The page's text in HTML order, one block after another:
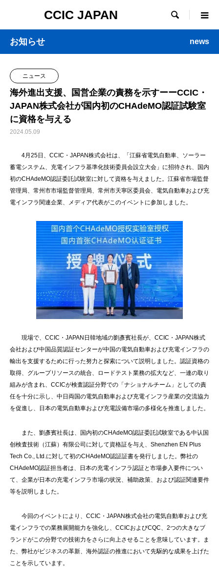
CCIC JAPAN 
お知らせ news
ニュース
海外進出支援、国営企業の責務を示すーーCCIC・
JAPAN株式会社が国内初のCHAdeMO認証試験室
に資格を与える
2024.05.09
4月25日、CCIC・JAPAN株式会社は、「江蘇省電気自動車、ソーラー
蓄電システム、充電インフラ基準化技術委員会設立大会」に招待され、国内
初のCHAdeMO認証委託試験室に対して資格を与えました。江蘇省市場監督
管理局、常州市市場監督管理局、常州市天寧区委員会、電気自動車および充
電インフラ関連企業、メディア代表がこのイベントに参加しました。
現場で、CCIC・JAPAN日韓地域の劉彥賓社長が、CCIC・JAPAN株式
会社および中国品質認証センターが中国の電気自動車および充電インフラの
輸出を支援するために行った努力と探索について説明しました。認証資格の
取得、グループリソースの統合、ロードテスト業務の拡大など、一連の取り
組みが含まれ、CCICが検査認証分野での「ナショナルチーム」としての責
任を十分に示し、中日両国の電気自動車および充電インフラ産業の交流協力
を促進し、日本の電気自動車および充電設備市場の多様化を推進しました。
また、劉彥賓社長は、国内初のCHAdeMO認証委託試験室である中认国
创検査技術（江蘇）有限公司に対して資格証を与え、Shenzhen EN Plus
Tech Co., Ltd.に対して初のCHAdeMO認証証書を発行しました。弊社の
CHAdeMO認証担当者は、日本の充電インフラ認証と市場参入要件につい
て、企業が日本の充電インフラ市場の状況、補助政策、および認証関連要件
等を説明しました。
今回のイベントにより、CCIC・JAPAN株式会社の電気自動車および充
電インフラでの業務展開能力を強化し、CCICおよびCQC、2つの大きなブ
ランドがこの分野での技術力をさらに向上させることを意味しています。ま
た、弊社がビジネスの革新、海外認証の推進において先駆的な成果を上げた
ことを示しています。